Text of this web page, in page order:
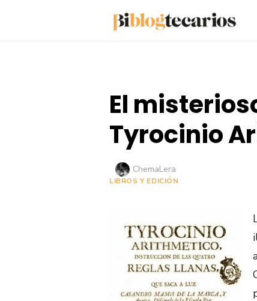
El
Tyrocinio
Autor
ChemaLera
LIBROS Y EDICIÓN